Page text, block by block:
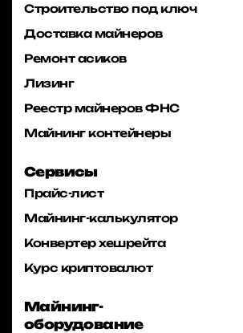
Строительство под ключ
Доставка майнеров
Ремонт асиков
Лизинг
Реестр майнеров ФНС
Майнинг контейнеры
Сервисы
Прайс-лист
Майнинг-калькулятор
Конвертер хешрейта
Курс криптовалют
Майнинг-
оборудование